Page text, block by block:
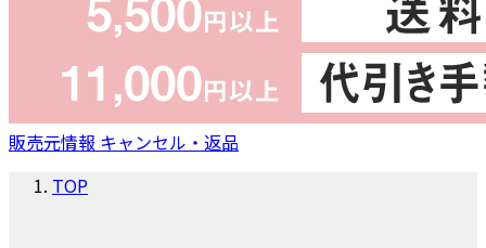
販売元情報 キャンセル・返品
TOP